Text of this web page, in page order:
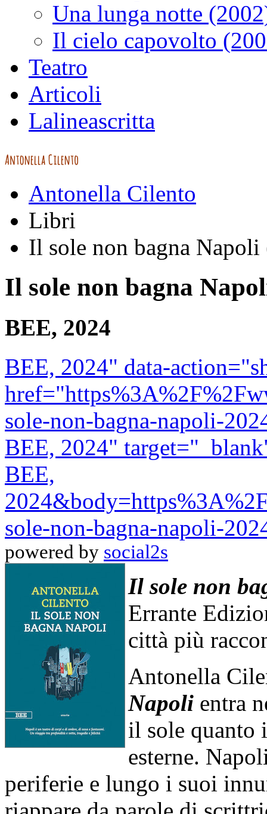
Una lunga notte
Il cielo capovolto
Teatro
Articoli
Lalineascritta
Antonella Cilento
Libri
Il sole non bagna Napoli
Il sole non bagna
BEE, 2024
BEE, 2024" data-
sole-non-bagna-napoli-
BEE, 2024"
BEE,
sole-non-bagna-napoli-
powered by social2s
Il sole non
Errante
città più
Antonella
Napoli entra
il sole quanto
esterne.
periferie e lungo i suoi